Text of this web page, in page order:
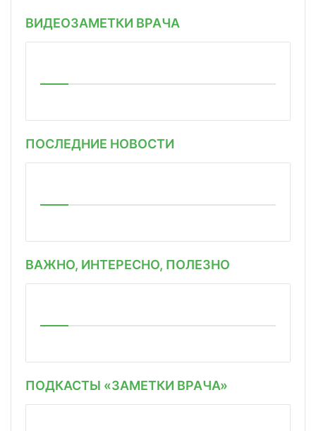
ВИДЕОЗАМЕТКИ ВРАЧА
ПОСЛЕДНИЕ НОВОСТИ
ВАЖНО, ИНТЕРЕСНО, ПОЛЕЗНО
ПОДКАСТЫ «ЗАМЕТКИ ВРАЧА»